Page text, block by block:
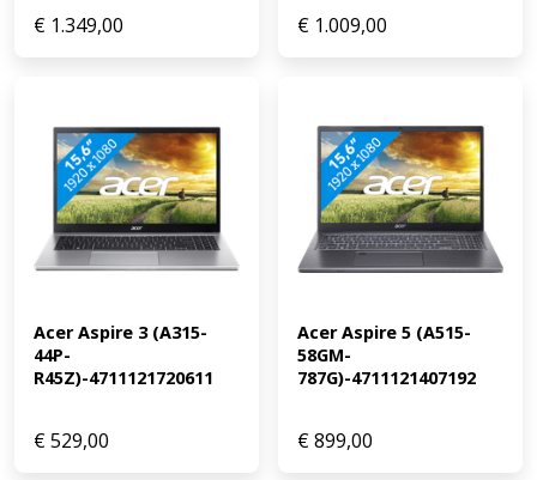
€ 1.349,00 € 1.009,00
Acer Aspire 3 (A315-
44P-
R45Z)-4711121720611
€529,00
Acer Aspire 5 (A515-
58GM-
787G)-4711121407192
€899,00